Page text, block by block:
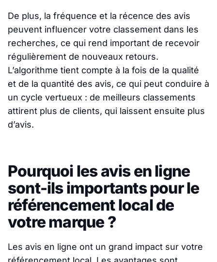
De plus, la fréquence et la récence des avis
peuvent influencer votre classement dans les
recherches, ce qui rend important de recevoir
régulièrement de nouveaux retours.
L’algorithme tient compte à la fois de la qualité
et de la quantité des avis, ce qui peut conduire à
un cycle vertueux : de meilleurs classements
attirent plus de clients, qui laissent ensuite plus
d’avis.
Pourquoi les avis en ligne
sont-ils importants pour le
référencement local de
votre marque ?
Les avis en ligne ont un grand impact sur votre